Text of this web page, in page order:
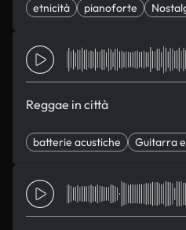
etnicità pianoforte
Reggae in città
batterie acustiche Guitarra